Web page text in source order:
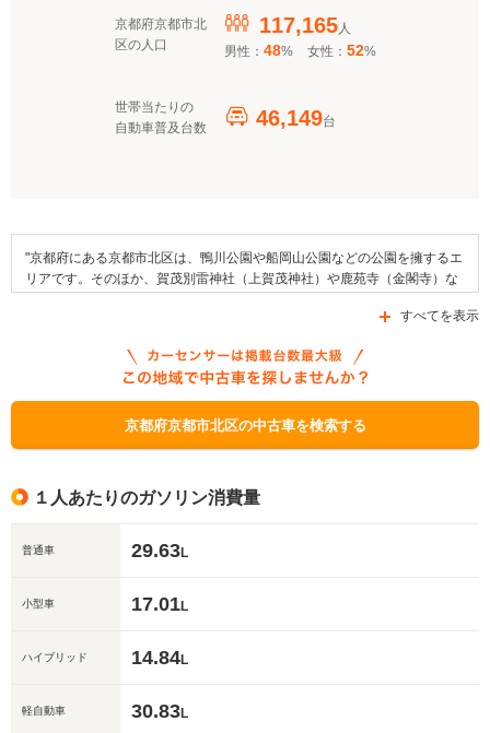
京都府京都市北
区の人口
117,165人
男性： 48% 女性： 52%
世帯当たりの
自動車普及台数
46,149台
"京都府にある京都市北区は、鴨川公園や船岡山公園などの公園を擁するエ
リアです。そのほか、賀茂別雷神社（上賀茂神社）や鹿苑寺（金閣寺）な
は、かぼちゃ大師供養や白馬奏覧神事、上賀茂神社新年竟宴祭などを挙げ
の名産品があります。交通面においては京福電気鉄道北野線を利用できる
ほか、府道31号線や府道103号線、国道367号線などの道路が区域内を通
っています。なお、京都市北区では補助金制度の給付が行われており、
「自動車取得税に関する税制補助」、「経営発展支援融資」、「自動車税
すべてを表示
京都府京都市北区の中古車を検索する
１人あたりのガソリン消費量
普通車 29.63L
小型車 17.01L
ハイブリッド 14.84L
軽自動車 30.83L